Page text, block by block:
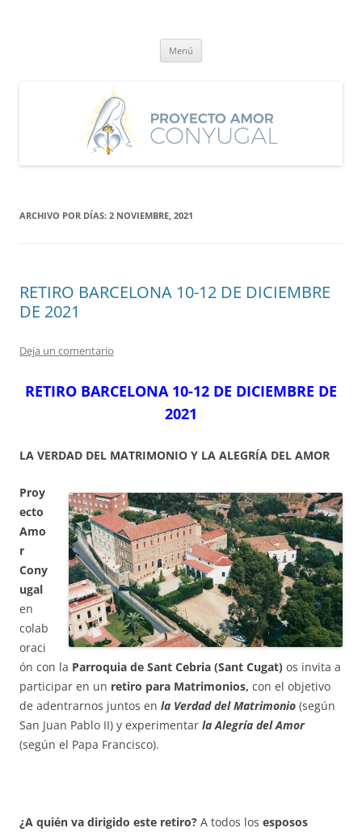
Menú
ARCHIVO POR DÍAS: 2 NOVIEMBRE, 2021
RETIRO BARCELONA 10-12 DE DICIEMBRE
DE 2021
Deja un comentario
RETIRO BARCELONA 10-12 DE DICIEMBRE DE
2021
LA VERDAD DEL MATRIMONIO Y LA ALEGRÍA DEL AMOR
Proy
ecto
Amo
r
Cony
ugal
en
colab
oraci
ón con la Parroquia de Sant Cebria (Sant Cugat) os invita a
participar en un retiro para Matrimonios, con el objetivo
de adentrarnos juntos en la Verdad del Matrimonio (según
San Juan Pablo II) y experimentar la Alegría del Amor
(según el Papa Francisco).
¿A quién va dirigido este retiro? A todos los esposos